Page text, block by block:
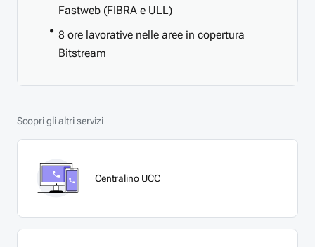
Fastweb (FIBRA e ULL)
8 ore lavorative nelle aree in copertura
Bitstream
Scopri gli altri servizi
Centralino UCC